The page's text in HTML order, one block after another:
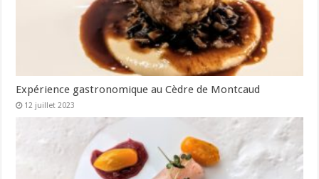
Expérience gastronomique au Cèdre de Montcaud
12 juillet 2023